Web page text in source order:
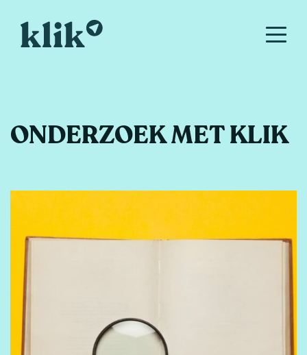
ONDERZOEK MET KLIK